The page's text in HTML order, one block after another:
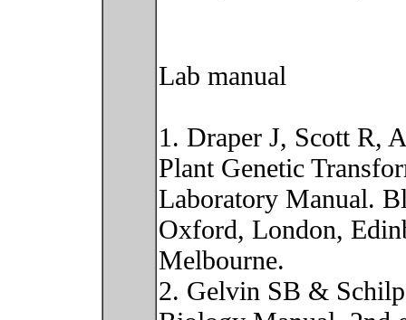
Lab manual
1. Draper J, Scott R,
Plant Genetic
Laboratory Manual.
Oxford, London,
Melbourne.
2. Gelvin SB &